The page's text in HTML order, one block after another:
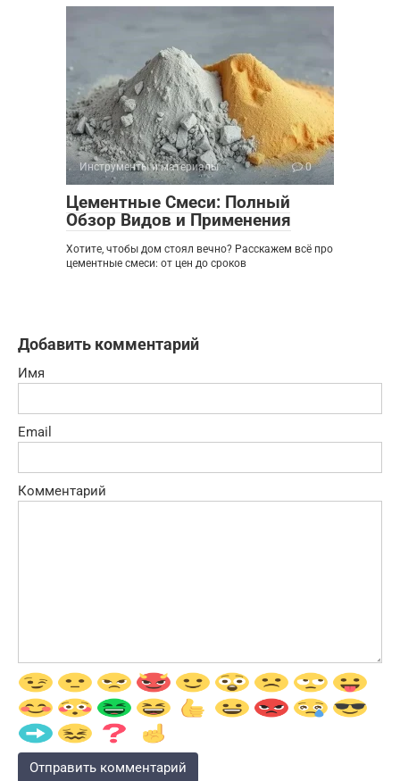
Инструменты и материалы 0
Цементные Смеси: Полный
Обзор Видов и Применения
Хотите, чтобы дом стоял вечно? Расскажем всё про
цементные смеси: от цен до сроков
Добавить комментарий
Имя
Email
Комментарий